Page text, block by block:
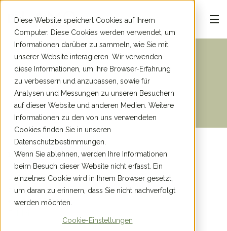
Diese Website speichert Cookies auf Ihrem
Computer. Diese Cookies werden verwendet, um
Informationen darüber zu sammeln, wie Sie mit
unserer Website interagieren. Wir verwenden
diese Informationen, um Ihre Browser-Erfahrung
zu verbessern und anzupassen, sowie für
Analysen und Messungen zu unseren Besuchern
auf dieser Website und anderen Medien. Weitere
Informationen zu den von uns verwendeten
Cookies finden Sie in unseren
Datenschutzbestimmungen.
Wenn Sie ablehnen, werden Ihre Informationen
beim Besuch dieser Website nicht erfasst. Ein
einzelnes Cookie wird in Ihrem Browser gesetzt,
um daran zu erinnern, dass Sie nicht nachverfolgt
werden möchten.
Cookie-Einstellungen
Impressum
1. Wer sind wir?
Lamo Immobilien & Management AG
Erlenstrasse 27, CH-2555 Brügg b. Biel
+41 32 366 85 55